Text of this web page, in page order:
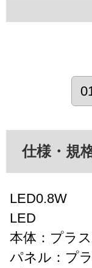
仕様・規
LED0.8W
LED
本体：プラ
パネル：プ